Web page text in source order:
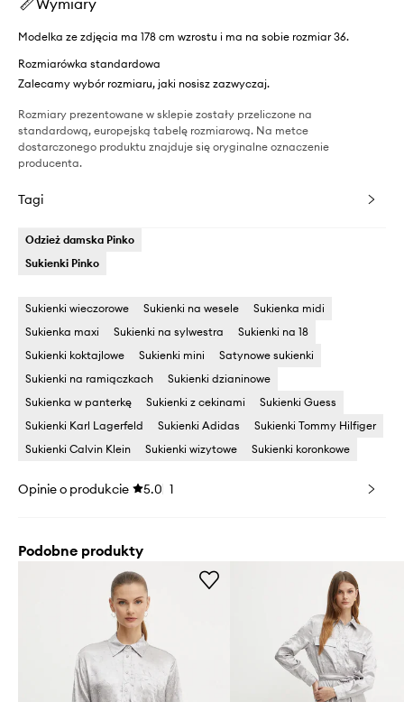
Wymiary
Modelka ze zdjęcia ma 178 cm wzrostu i ma na sobie rozmiar 36.
Rozmiarówka standardowa
Zalecamy wybór rozmiaru, jaki nosisz zazwyczaj.
Rozmiary prezentowane w sklepie zostały przeliczone na
standardową, europejską tabelę rozmiarową. Na metce
dostarczonego produktu znajduje się oryginalne oznaczenie
producenta.
Tagi
Odzież damska Pinko
Sukienki Pinko
Sukienki wieczorowe Sukienki na wesele
Sukienka midi
Sukienka maxi
Sukienki na sylwestra
Sukienki na 18
Sukienki koktajlowe
Sukienki mini
Satynowe sukienki
Sukienki na ramiączkach
Sukienki dzianinowe
Sukienka w panterkę
Sukienki z cekinami
Sukienki Guess
Sukienki Karl Lagerfeld
Sukienki Adidas
Sukienki Tommy Hilfiger
Sukienki Calvin Klein
Sukienki wizytowe Sukienki koronkowe
Opinie o produkcie 5.0 1
Podobne produkty